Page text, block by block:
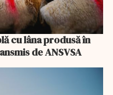
de ANSVSA